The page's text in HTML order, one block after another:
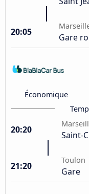
20:05 Gare
Économique
20:20 Saint-
21:20
Toulon
Gare